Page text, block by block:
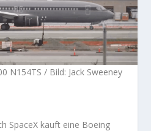
N154TS / Bild: Jack Sweeney
SpaceX kauft eine Boeing